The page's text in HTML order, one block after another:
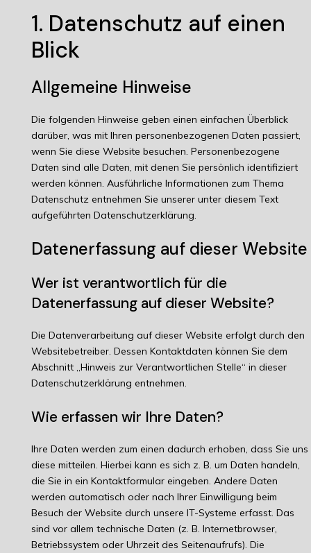
1. Datenschutz auf einen
Blick
Allgemeine Hinweise
Die folgenden Hinweise geben einen einfachen Überblick
darüber, was mit Ihren personenbezogenen Daten passiert,
wenn Sie diese Website besuchen. Personenbezogene
Daten sind alle Daten, mit denen Sie persönlich identifiziert
werden können. Ausführliche Informationen zum Thema
Datenschutz entnehmen Sie unserer unter diesem Text
aufgeführten Datenschutzerklärung.
Datenerfassung auf dieser Website
Wer ist verantwortlich für die
Datenerfassung auf dieser Website?
Die Datenverarbeitung auf dieser Website erfolgt durch den
Websitebetreiber. Dessen Kontaktdaten können Sie dem
Abschnitt „Hinweis zur Verantwortlichen Stelle“ in dieser
Datenschutzerklärung entnehmen.
Wie erfassen wir Ihre Daten?
Ihre Daten werden zum einen dadurch erhoben, dass Sie uns
diese mitteilen. Hierbei kann es sich z. B. um Daten handeln,
die Sie in ein Kontaktformular eingeben. Andere Daten
werden automatisch oder nach Ihrer Einwilligung beim
Besuch der Website durch unsere IT-Systeme erfasst. Das
sind vor allem technische Daten (z. B. Internetbrowser,
Betriebssystem oder Uhrzeit des Seitenaufrufs). Die